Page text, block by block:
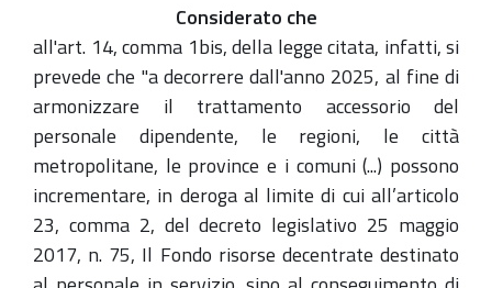
Considerato che
all'art. 14, comma 1bis, della legge citata, infatti, si
prevede che "a decorrere dall'anno 2025, al fine di
armonizzare il trattamento accessorio del
personale dipendente, le regioni, le città
metropolitane, le province e i comuni (...) possono
incrementare, in deroga al limite di cui all’articolo
23, comma 2, del decreto legislativo 25 maggio
2017, n. 75, Il Fondo risorse decentrate destinato